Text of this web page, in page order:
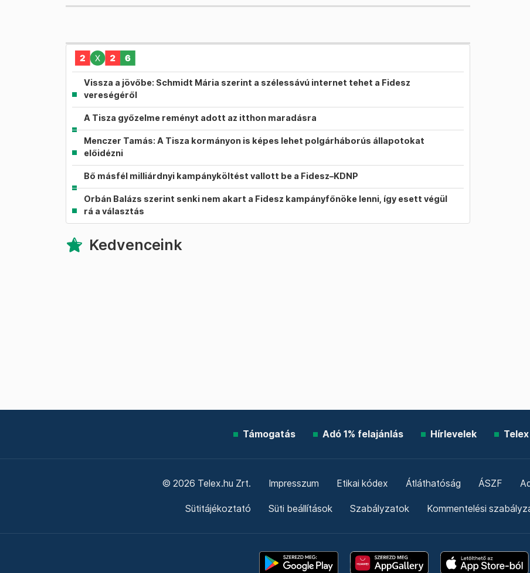
Vissza a jövőbe: Schmidt Mária szerint a szélessávú internet tehet a Fidesz
vereségéről
A Tisza győzelme reményt adott az itthon maradásra
Menczer Tamás: A Tisza kormányon is képes lehet polgárháborús állapotokat
előidézni
Bő másfél milliárdnyi kampányköltést vallott be a Fidesz–KDNP
Orbán Balázs szerint senki nem akart a Fidesz kampányfőnöke lenni, így esett végül
rá a választás
Kedvenceink
Támogatás Adó 1% felajánlás Hírlevelek
© 2026 Telex.hu Zrt. Impresszum Etikai kódex Átláthatóság ÁSZF
Sütitájékoztató Süti beállítások Szabályzatok Kommentelési